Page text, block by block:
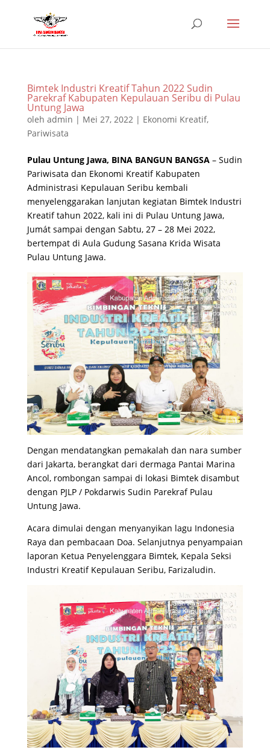
Bimtek Industri Kreatif Tahun 2022 Sudin
Parekraf Kabupaten Kepulauan Seribu di Pulau
Untung Jawa
oleh admin | Mei 27, 2022| Ekonomi Kreatif,
Pariwisata
Pulau Untung Jawa, BINA BANGUN BANGSA– Sudin
Pariwisata dan Ekonomi Kreatif Kabupaten
Administrasi Kepulauan Seribu kembali
menyelenggarakan lanjutan kegiatan Bimtek Industri
Kreatif tahun 2022, kali ini di Pulau Untung Jawa,
Jumát sampai dengan Sabtu, 27 – 28 Mei 2022,
bertempat di Aula Gudung Sasana Krida Wisata
Pulau Untung Jawa.
Dengan mendatangkan pemakalah dan nara sumber
dari Jakarta, berangkat dari dermaga Pantai Marina
Ancol, rombongan sampai di lokasi Bimtek disambut
dengan PJLP / Pokdarwis Sudin Parekraf Pulau
Untung Jawa.
Acara dimulai dengan menyanyikan lagu Indonesia
Raya dan pembacaan Doa. Selanjutnya penyampaian
laporan Ketua Penyelenggara Bimtek, Kepala Seksi
Industri Kreatif Kepulauan Seribu, Farizaludin.